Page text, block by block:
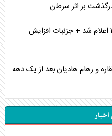
بر اثر سرطان
قیمت جدید سایپا ۱۵۱ مرداد ۱۴۰۵ اعلام شد + جزئیات افزایش
و رهام هادیان بعد از یک دهه